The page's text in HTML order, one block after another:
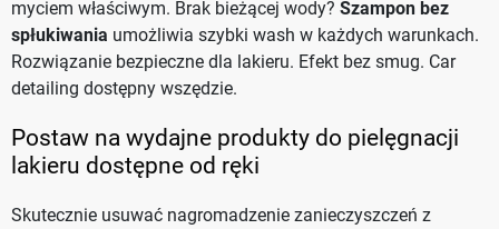
myciem właściwym. Brak bieżącej wody? Szampon bez
spłukiwania umożliwia szybki wash w każdych warunkach.
Rozwiązanie bezpieczne dla lakieru. Efekt bez smug. Car
detailing dostępny wszędzie.
Postaw na wydajne produkty do pielęgnacji
lakieru dostępne od ręki
Skutecznie usuwać nagromadzenie zanieczyszczeń z